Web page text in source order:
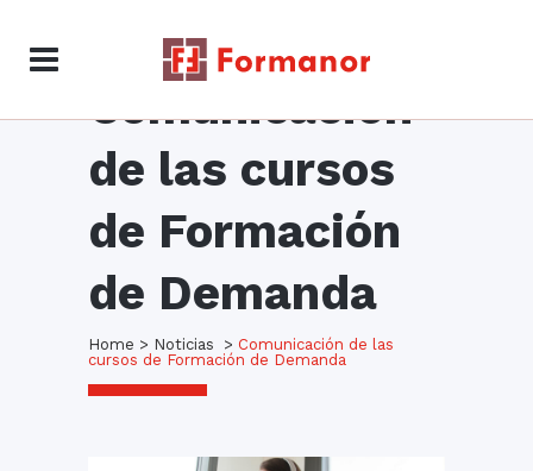
Comunicación
de las cursos
de Formación
de Demanda
Home > Noticias > Comunicación de las
cursos de Formación de Demanda